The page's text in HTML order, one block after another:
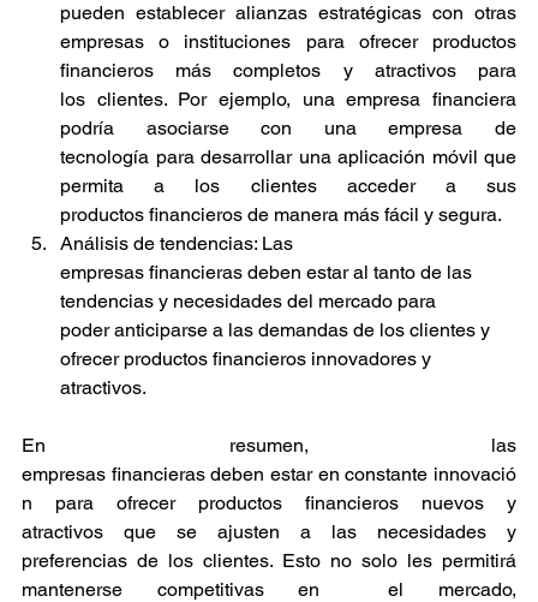
pueden establecer alianzas estratégicas con otras
empresas o instituciones para ofrecer productos
financieros más completos y atractivos para
los clientes. Por ejemplo, una empresa financiera
podría asociarse con una empresa de
tecnología para desarrollar una aplicación móvil que
permita a los clientes acceder a sus
productos financieros de manera más fácil y segura.
Análisis de tendencias: Las
empresas financieras deben estar al tanto de las
tendencias y necesidades del mercado para
poder anticiparse a las demandas de los clientes y
ofrecer productos financieros innovadores y
atractivos.
En resumen, las
empresas financieras deben estar en constante innovació
n para ofrecer productos financieros nuevos y
atractivos que se ajusten a las necesidades y
preferencias de los clientes. Esto no solo les permitirá
mantenerse competitivas en  el mercado,